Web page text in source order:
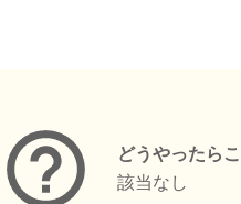
どうやったら
該当なし